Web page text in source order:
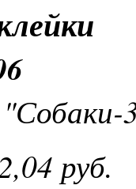
руб.